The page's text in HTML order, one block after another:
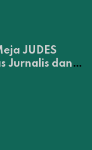
JUDES
Jurnalis dan